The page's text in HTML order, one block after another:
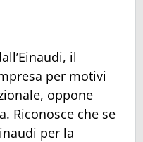
il
per motivi
oppone
Riconosce che se
per la